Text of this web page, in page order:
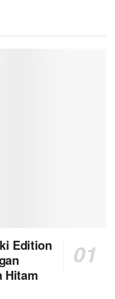
Edition
Hitam